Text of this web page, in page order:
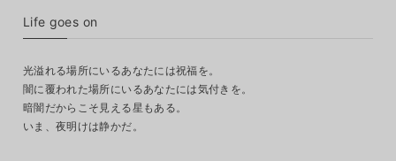
Life goes on
光溢れる場所にいるあなたには祝福を。
闇に覆われた場所にいるあなたには気付きを。
暗闇だからこそ見える星もある。
いま、夜明けは静かだ。